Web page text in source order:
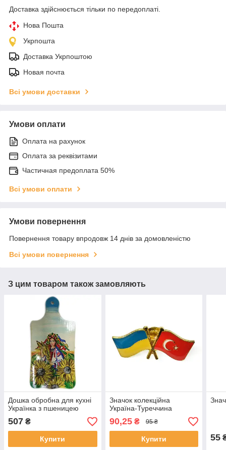
Доставка здійснюється тільки по передоплаті.
Нова Пошта
Укрпошта
Доставка Укрпоштою
Новая почта
Всі умови доставки
Умови оплати
Оплата на рахунок
Оплата за реквізитами
Частичная предоплата 50%
Всі умови оплати
Умови повернення
Повернення товару впродовж 14 днів за домовленістю
Всі умови повернення
З цим товаром також замовляють
Дошка обробна для кухні
Українка з пшеницею
507 ₴
Купити
Значок колекційна
Україна-Туреччина
90,25₴ 95 ₴
Купити 55